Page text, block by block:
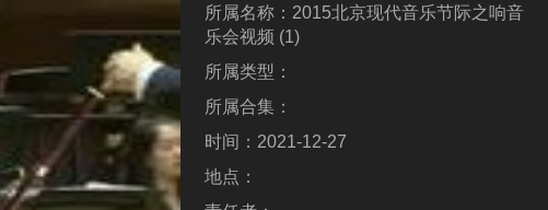
所属名称： 2015北京现代音乐节际之响音
乐会视频 (1)
所属类型：
所属合集：
时间： 2021-12-27
地点：